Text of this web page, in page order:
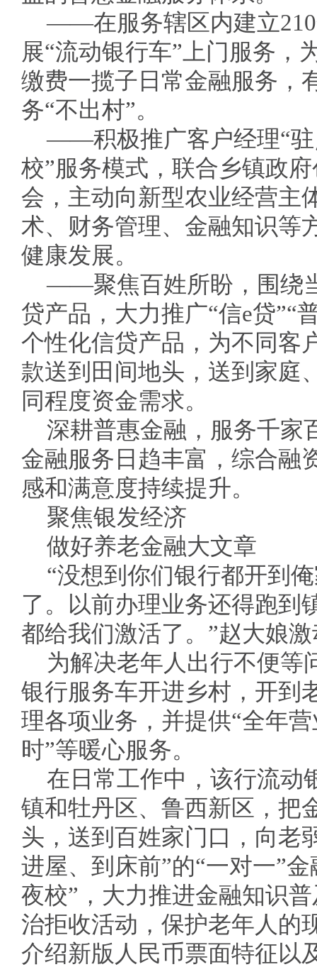
——在服务辖区内建立
展“流动银行车”上门服务，
缴费一揽子日常金融服务，
务“不出村”。
——积极推广客户经理“驻
校”服务模式，联合乡镇政
会，主动向新型农业经营主
术、财务管理、金融知识等
健康发展。
——聚焦百姓所盼，围绕
贷产品，大力推广“信e贷”“
个性化信贷产品，为不同客
款送到田间地头，送到家庭
同程度资金需求。
深耕普惠金融，服务千家
金融服务日趋丰富，综合融
感和满意度持续提升。
聚焦银发经济
做好养老金融大文章
“没想到你们银行都开到
了。以前办理业务还得跑到
都给我们激活了。”赵大娘
为解决老年人出行不便等
银行服务车开进乡村，开到
理各项业务，并提供“全年
时”等暖心服务。
在日常工作中，该行流动
镇和牡丹区、鲁西新区，把
头，送到百姓家门口，向老
进屋、到床前”的“一对一”
夜校”，大力推进金融知识
治拒收活动，保护老年人的
介绍新版人民币票面特征以